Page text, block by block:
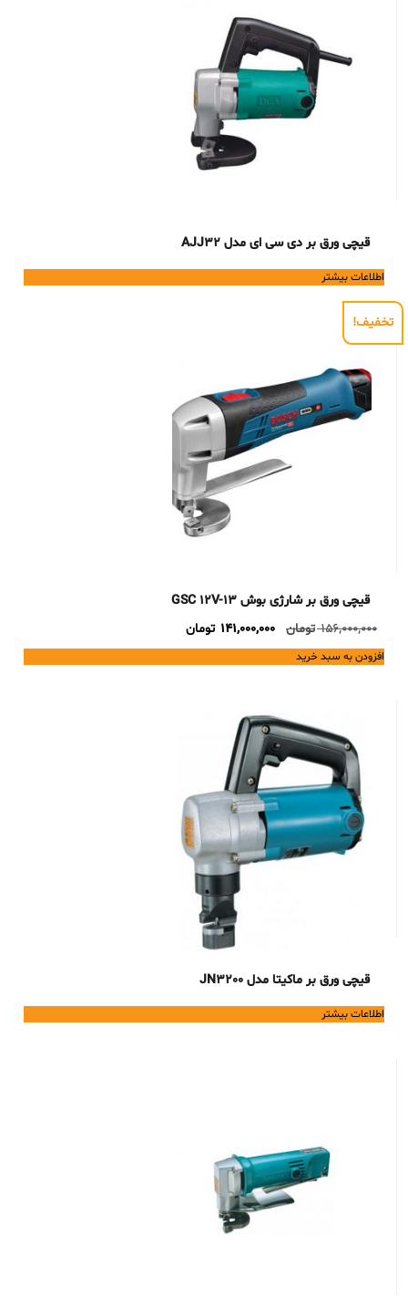
قیچی ورق بر دی سی ای مدل AJJ32
اطلاعات بیشتر
تخفیف!
قیچی ورق بر شارژی بوش GSC 12V-13
156,000,000 تومان
Original
price
was:
141,000,000 تومانCurrent
price
is:
افزودن به سبد خرید
قیچی ورق بر ماکیتا مدل JN3200
اطلاعات بیشتر